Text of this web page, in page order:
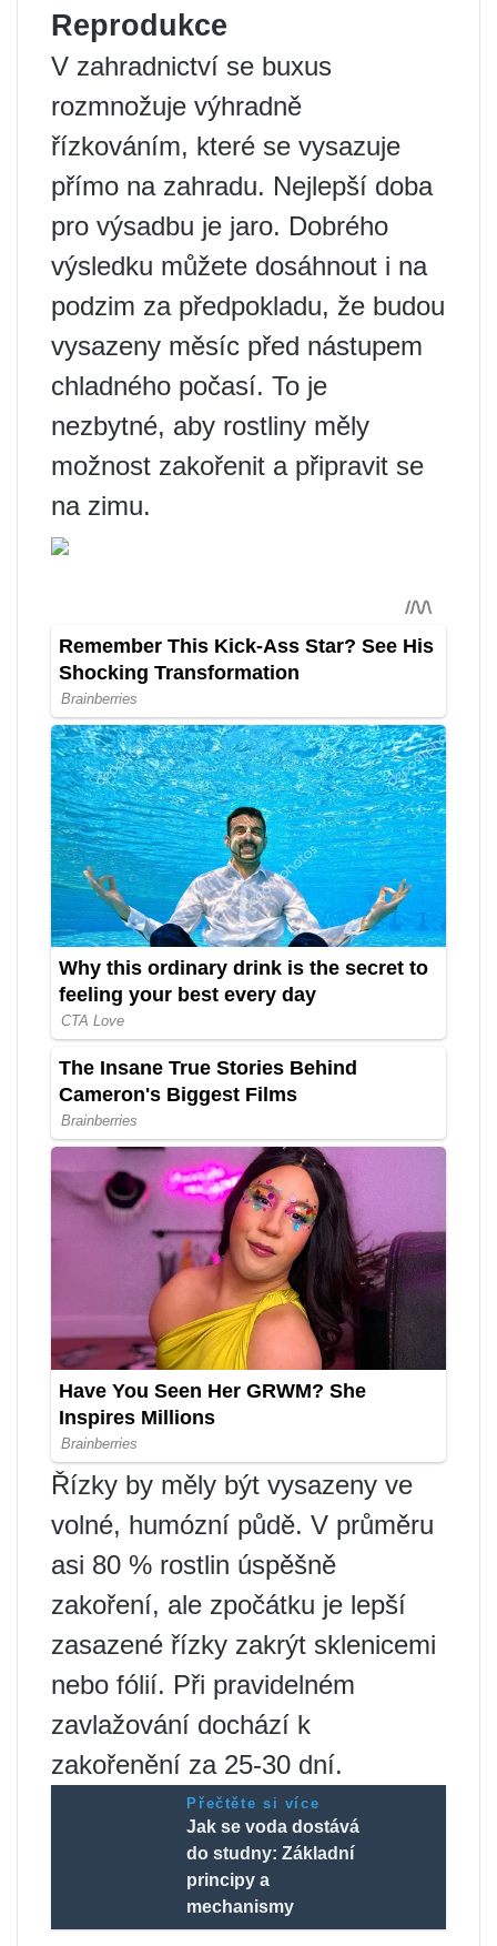
Reprodukce
V zahradnictví se buxus
rozmnožuje výhradně
řízkováním, které se vysazuje
přímo na zahradu. Nejlepší doba
pro výsadbu je jaro. Dobrého
výsledku můžete dosáhnout i na
podzim za předpokladu, že budou
vysazeny měsíc před nástupem
chladného počasí. To je
nezbytné, aby rostliny měly
možnost zakořenit a připravit se
na zimu.
Řízky by měly být vysazeny ve
volné, humózní půdě. V průměru
asi 80 % rostlin úspěšně
zakoření, ale zpočátku je lepší
zasazené řízky zakrýt sklenicemi
nebo fólií. Při pravidelném
zavlažování dochází k
zakořenění za 25-30 dní.
Přečtěte si více
Jak se voda dostává
do studny: Základní
principy a
mechanismy